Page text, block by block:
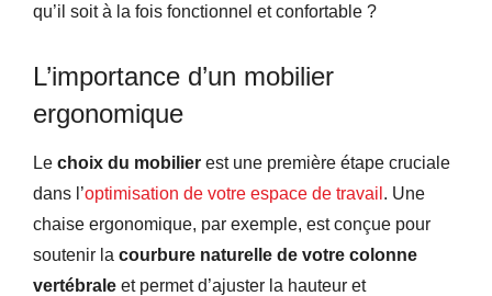
qu’il soit à la fois fonctionnel et confortable ?
L’importance d’un mobilier
ergonomique
Le choix du mobilier est une première étape cruciale
dans l’optimisation de votre espace de travail . Une
chaise ergonomique, par exemple, est conçue pour
soutenir la courbure naturelle de votre colonne
vertébrale et permet d’ajuster la hauteur et